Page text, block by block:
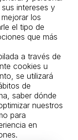
intereses y
los
el tipo de
que más
a través de
cookies u
se utilizará
de
saber dónde
nuestros
para
en